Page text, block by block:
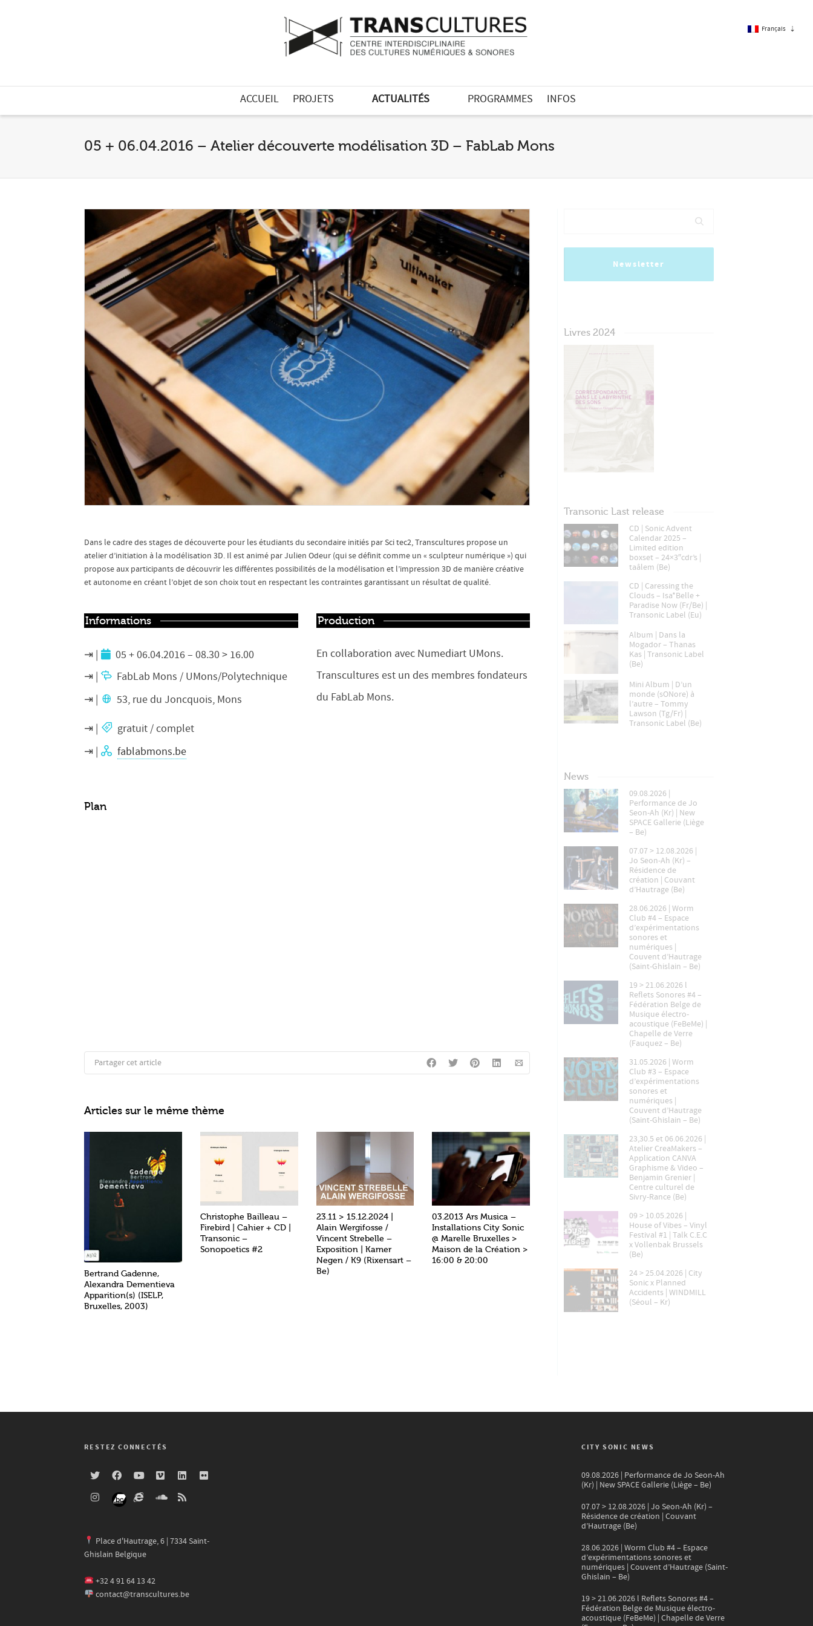
Français
ACCUEIL PROJETS ACTUALITÉS PROGRAMMES INFOS
05 + 06.04.2016 – Atelier découverte modélisation 3D – FabLab Mons
Dans le cadre des stages de découverte pour les étudiants du secondaire initiés par Sci tec2, Transcultures propose un
atelier d’initiation à la modélisation 3D. Il est animé par Julien Odeur (qui se définit comme un « sculpteur numérique ») qui
propose aux participants de découvrir les différentes possibilités de la modélisation et l’impression 3D de manière créative
et autonome en créant l’objet de son choix tout en respectant les contraintes garantissant un résultat de qualité.
Informations
05 + 06.04.2016 – 08.30 > 16.00
FabLab Mons / UMons/Polytechnique
53, rue du Joncquois, Mons
gratuit / complet
fablabmons.be
Production
En collaboration avec Numediart UMons.
Transcultures est un des membres fondateurs
du FabLab Mons.
Plan
Partager cet article
Articles sur le même thème
Bertrand Gadenne,
Alexandra Dementieva
Apparition(s) (ISELP,
Bruxelles, 2003)
Christophe Bailleau –
Firebird | Cahier + CD |
Transonic –
Sonopoetics #2
23.11 > 15.12.2024 |
Alain Wergifosse /
Vincent Strebelle –
Exposition | Kamer
Negen / K9 (Rixensart –
Be)
03.2013 Ars Musica –
Installations City Sonic
@ Marelle Bruxelles >
Maison de la Création >
16:00 & 20:00
Newsletter
Livres 2024
Transonic Last release
CD | Sonic Advent
Calendar 2025 –
Limited edition
boxset – 24×3″cdr’s |
taâlem (Be)
CD | Caressing the
Clouds – Isa*Belle +
Paradise Now (Fr/Be) |
Transonic Label (Eu)
Album | Dans la
Mogador – Thanas
Kas | Transonic Label
(Be)
Mini Album | D’un
monde (sONore) à
l’autre – Tommy
Lawson (Tg/Fr) |
Transonic Label (Be)
News
09.08.2026 |
Performance de Jo
Seon-Ah (Kr) | New
SPACE Gallerie (Liège
– Be)
07.07 > 12.08.2026 |
Jo Seon-Ah (Kr) –
Résidence de
création | Couvant
d’Hautrage (Be)
28.06.2026 | Worm
Club #4 – Espace
d’expérimentations
sonores et
numériques |
Couvent d’Hautrage
(Saint-Ghislain – Be)
19 > 21.06.2026 l
Reflets Sonores #4 –
Fédération Belge de
Musique électro-
acoustique (FeBeMe) |
Chapelle de Verre
(Fauquez – Be)
31.05.2026 | Worm
Club #3 – Espace
d’expérimentations
sonores et
numériques |
Couvent d’Hautrage
(Saint-Ghislain – Be)
23,30.5 et 06.06.2026 |
Atelier CreaMakers –
Application CANVA
Graphisme & Video –
Benjamin Grenier |
Centre culturel de
Sivry-Rance (Be)
09 > 10.05.2026 |
House of Vibes – Vinyl
Festival #1 | Talk C.E.C
x Vollenbak Brussels
(Be)
24 > 25.04.2026 | City
Sonic x Planned
Accidents | WINDMILL
(Séoul – Kr)
RESTEZ CONNECTÉS
Place d'Hautrage, 6 | 7334 Saint-
Ghislain Belgique
+32 4 91 64 13 42
contact@transcultures.be
CITY SONIC NEWS
09.08.2026 | Performance de Jo Seon-Ah
(Kr) | New SPACE Gallerie (Liège – Be)
07.07 > 12.08.2026 | Jo Seon-Ah (Kr) –
Résidence de création | Couvant
d’Hautrage (Be)
28.06.2026 | Worm Club #4 – Espace
d’expérimentations sonores et
numériques | Couvent d’Hautrage (Saint-
Ghislain – Be)
19 > 21.06.2026 l Reflets Sonores #4 –
Fédération Belge de Musique électro-
acoustique (FeBeMe) | Chapelle de Verre